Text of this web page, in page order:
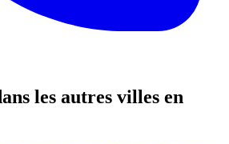
les autres villes en